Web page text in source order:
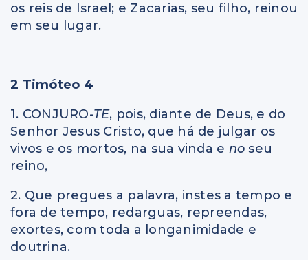
os reis de Israel; e Zacarias, seu filho, reinou
em seu lugar.
2 Timóteo 4
1. CONJURO-TE, pois, diante de Deus, e do
Senhor Jesus Cristo, que há de julgar os
vivos e os mortos, na sua vinda e noseu
reino,
2. Que pregues a palavra, instes a tempo e
fora de tempo, redarguas, repreendas,
exortes, com toda a longanimidade e
doutrina.